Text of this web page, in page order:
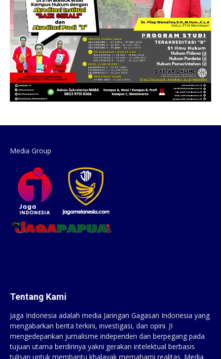
Media Group
Tentang Kami
Jaga Indonesia adalah media Jaringan Gagasan Indonesia yang
mengabarkan berita terkini, investigasi, dan opini. JI
mengedepankan jurnalisme independen dan berpegang pada
tujuan utama berdirinya yakni gerakan intelektual berbasis
tulisan untuk membantu khalayak memahami realitas. Media